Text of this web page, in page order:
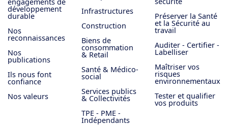
engagements de
développement
durable
Nos
reconnaissances
Nos
publications
Ils nous font
confiance
Nos valeurs
Infrastructures
Construction
Biens de
consommation
& Retail
Santé & Médico-
social
Services publics
& Collectivités
TPE - PME -
Indépendants
Préserver la Santé
et la Sécurité au
travail
Auditer - Certifier -
Labelliser
Maîtriser vos
risques
environnementaux
Tester et qualifier
vos produits